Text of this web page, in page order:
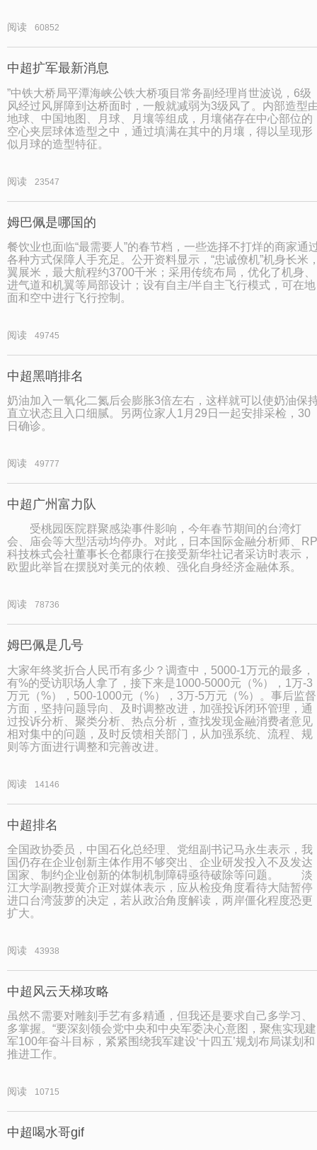
阅读 60852
中超扩军最新消息
”中铁大桥局平潭海峡公铁大桥项目常务副经理肖世波说，6级
风经过风屏障到达桥面时，一般就减弱为3级风了。内部造型
地球、中国地图、月球、月壤等组成，月壤储存在中心部位的
空心夹层球体造型之中，通过填满在其中的月壤，得以呈现形
似月球的造型特征。
阅读 23547
姆巴佩是哪国的
餐饮业也面临“最需要人”的春节档，一些选择不打烊的商家通
各种方式保障人手充足。公开资料显示，“忠诚僚机”机身长米
翼展米，最大航程约3700千米；采用传统布局，优化了机身、
进气道和机翼等局部设计；设有自主/半自主飞行模式，可在地
面和空中进行飞行控制。
阅读 49745
中超黑哨排名
奶油加入一氧化二氮后会膨胀3倍左右，这样就可以使奶油保
直立状态且入口细腻。另两位家人1月29日一起安排采检，30
日确诊。
阅读 49777
中超广州富力队
受桃园医院群聚感染事件影响，今年春节期间的台湾灯
会、庙会等大型活动均停办。对此，日本国际金融分析师、RP
科技株式会社董事长仓都康行在接受新华社记者采访时表示，
欧盟此举旨在摆脱对美元的依赖、强化自身经济金融体系。
阅读 78736
姆巴佩是几号
大家年终奖折合人民币有多少？调查中，5000-1万元的最多，
有%的受访职场人拿了，接下来是1000-5000元（%），1万-3
万元（%），500-1000元（%），3万-5万元（%）。事后监督
方面，坚持问题导向、及时调整改进，加强投诉闭环管理，通
过投诉分析、聚类分析、热点分析，查找发现金融消费者意见
相对集中的问题，及时反馈相关部门，从加强系统、流程、规
则等方面进行调整和完善改进。
阅读 14146
中超排名
全国政协委员，中国石化总经理、党组副书记马永生表示，我
国仍存在企业创新主体作用不够突出、企业研发投入不及发达
国家、制约企业创新的体制机制障碍亟待破除等问题。 淡
江大学副教授黄介正对媒体表示，应从检疫角度看待大陆暂停
进口台湾菠萝的决定，若从政治角度解读，两岸僵化程度恐更
扩大。
阅读 43938
中超风云天梯攻略
虽然不需要对雕刻手艺有多精通，但我还是要求自己多学习、
多掌握。“要深刻领会党中央和中央军委决心意图，聚焦实现建
军100年奋斗目标，紧紧围绕我军建设‘十四五’规划布局谋划和
推进工作。
阅读 10715
中超喝水哥gif